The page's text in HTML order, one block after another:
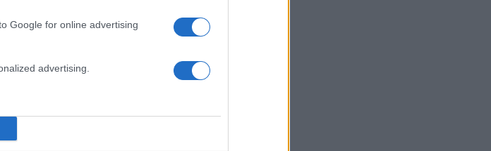
Google for online advertising
advertising.
τα